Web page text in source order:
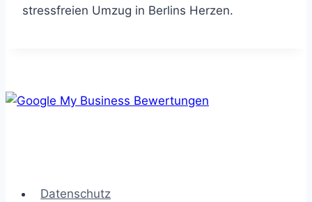
stressfreien Umzug in Berlins Herzen.
Datenschutz